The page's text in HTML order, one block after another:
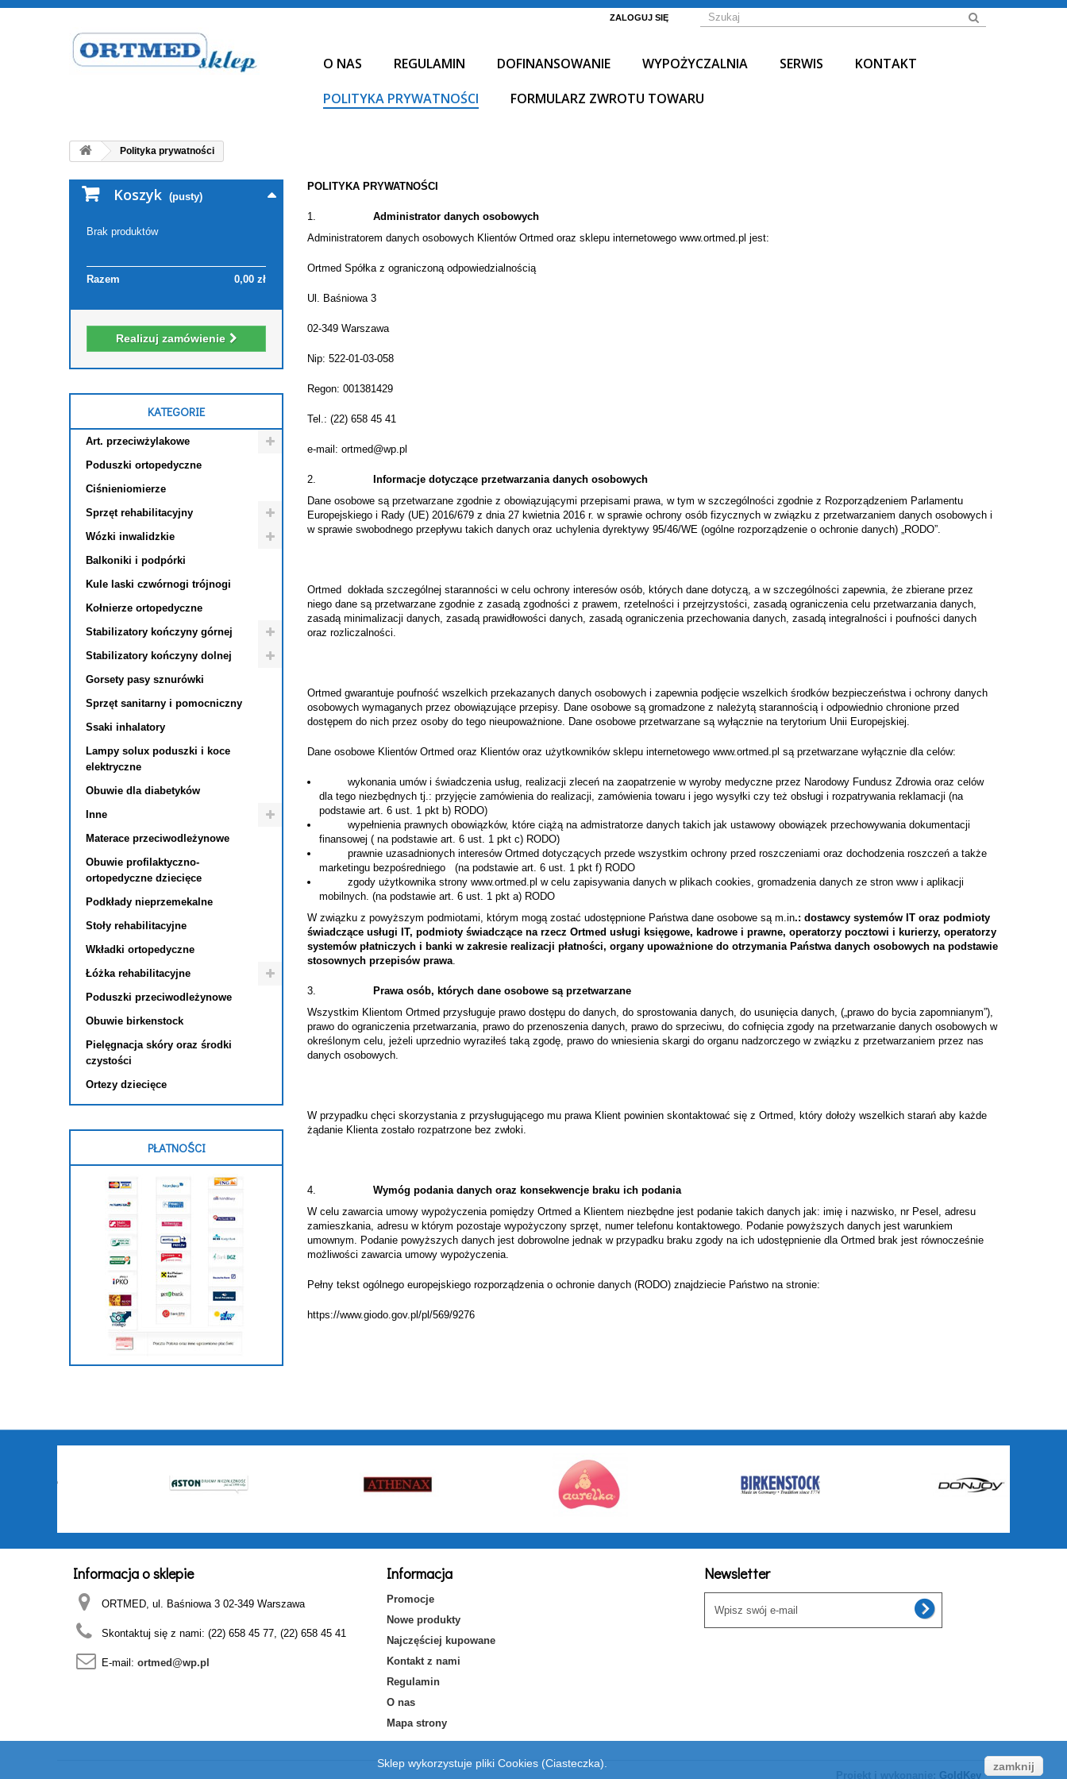
ZALOGUJ SIĘ
O NAS REGULAMIN DOFINANSOWANIE WYPOŻYCZALNIA SERWIS
KONTAKT
POLITYKA PRYWATNOŚCI
FORMULARZ ZWROTU TOWARU
Polityka prywatności
Koszyk (pusty)
Brak produktów
0,00 zł
Razem
Realizuj zamówienie
KATEGORIE
Art. przeciwżylakowe
Poduszki ortopedyczne
Ciśnieniomierze
Sprzęt rehabilitacyjny
Wózki inwalidzkie
Balkoniki i podpórki
Kule laski czwórnogi trójnogi
Kołnierze ortopedyczne
Stabilizatory kończyny górnej
Stabilizatory kończyny dolnej
Gorsety pasy sznurówki
Sprzęt sanitarny i pomocniczny
Ssaki inhalatory
Lampy solux poduszki i koce
elektryczne
Obuwie dla diabetyków
Inne
Materace przeciwodleżynowe
Obuwie profilaktyczno-
ortopedyczne dziecięce
Podkłady nieprzemekalne
Stoły rehabilitacyjne
Wkładki ortopedyczne
Łóżka rehabilitacyjne
Poduszki przeciwodleżynowe
Obuwie birkenstock
Pielęgnacja skóry oraz środki
czystości
Ortezy dziecięce
PŁATNOŚCI
POLITYKA PRYWATNOŚCI
Administrator danych osobowych
Administratorem danych osobowych Klientów Ortmed oraz sklepu internetowego www.ortmed.pl jest:
Ortmed Spółka z ograniczoną odpowiedzialnością
Ul. Baśniowa 3
02-349 Warszawa
Nip: 522-01-03-058
Regon: 001381429
Tel.: (22) 658 45 41
e-mail: ortmed@wp.pl
Informacje dotyczące przetwarzania danych osobowych
Dane osobowe są przetwarzane zgodnie z obowiązującymi przepisami prawa, w tym w szczególności zgodnie z Rozporządzeniem Parlamentu
Europejskiego i Rady (UE) 2016/679 z dnia 27 kwietnia 2016 r. w sprawie ochrony osób fizycznych w związku z przetwarzaniem danych osobowych i
w sprawie swobodnego przepływu takich danych oraz uchylenia dyrektywy 95/46/WE (ogólne rozporządzenie o ochronie danych) „RODO”.
Ortmed dokłada szczególnej staranności w celu ochrony interesów osób, których dane dotyczą, a w szczególności zapewnia, że zbierane przez
niego dane są przetwarzane zgodnie z zasadą zgodności z prawem, rzetelności i przejrzystości, zasadą ograniczenia celu przetwarzania danych,
zasadą minimalizacji danych, zasadą prawidłowości danych, zasadą ograniczenia przechowania danych, zasadą integralności i poufności danych
oraz rozliczalności.
Ortmed gwarantuje poufność wszelkich przekazanych danych osobowych i zapewnia podjęcie wszelkich środków bezpieczeństwa i ochrony danych
osobowych wymaganych przez obowiązujące przepisy. Dane osobowe są gromadzone z należytą starannością i odpowiednio chronione przed
dostępem do nich przez osoby do tego nieupoważnione. Dane osobowe przetwarzane są wyłącznie na terytorium Unii Europejskiej.
Dane osobowe Klientów Ortmed oraz Klientów oraz użytkowników sklepu internetowego www.ortmed.pl są przetwarzane wyłącznie dla celów:
wykonania umów i świadczenia usług, realizacji zleceń na zaopatrzenie w wyroby medyczne przez Narodowy Fundusz Zdrowia oraz celów
dla tego niezbędnych tj.: przyjęcie zamówienia do realizacji, zamówienia towaru i jego wysyłki czy też obsługi i rozpatrywania reklamacji (na
podstawie art. 6 ust. 1 pkt b) RODO)
wypełnienia prawnych obowiązków, które ciążą na admistratorze danych takich jak ustawowy obowiązek przechowywania dokumentacji
finansowej ( na podstawie art. 6 ust. 1 pkt c) RODO)
prawnie uzasadnionych interesów Ortmed dotyczących przede wszystkim ochrony przed roszczeniami oraz dochodzenia roszczeń a także
marketingu bezpośredniego (na podstawie art. 6 ust. 1 pkt f) RODO
zgody użytkownika strony www.ortmed.pl w celu zapisywania danych w plikach cookies, gromadzenia danych ze stron www i aplikacji
mobilnych. (na podstawie art. 6 ust. 1 pkt a) RODO
W związku z powyższym podmiotami, którym mogą zostać udostępnione Państwa dane osobowe są m.in.: dostawcy systemów IT oraz podmioty
świadczące usługi IT, podmioty świadczące na rzecz Ortmed usługi księgowe, kadrowe i prawne, operatorzy pocztowi i kurierzy, operatorzy
systemów płatniczych i banki w zakresie realizacji płatności, organy upoważnione do otrzymania Państwa danych osobowych na podstawie
stosownych przepisów prawa.
Prawa osób, których dane osobowe są przetwarzane
Wszystkim Klientom Ortmed przysługuje prawo dostępu do danych, do sprostowania danych, do usunięcia danych, („prawo do bycia zapomnianym”),
prawo do ograniczenia przetwarzania, prawo do przenoszenia danych, prawo do sprzeciwu, do cofnięcia zgody na przetwarzanie danych osobowych w
określonym celu, jeżeli uprzednio wyraziłeś taką zgodę, prawo do wniesienia skargi do organu nadzorczego w związku z przetwarzaniem przez nas
danych osobowych.
W przypadku chęci skorzystania z przysługującego mu prawa Klient powinien skontaktować się z Ortmed, który dołoży wszelkich starań aby każde
żądanie Klienta zostało rozpatrzone bez zwłoki.
Wymóg podania danych oraz konsekwencje braku ich podania
W celu zawarcia umowy wypożyczenia pomiędzy Ortmed a Klientem niezbędne jest podanie takich danych jak: imię i nazwisko, nr Pesel, adresu
zamieszkania, adresu w którym pozostaje wypożyczony sprzęt, numer telefonu kontaktowego. Podanie powyższych danych jest warunkiem
umownym. Podanie powyższych danych jest dobrowolne jednak w przypadku braku zgody na ich udostępnienie dla Ortmed brak jest równocześnie
możliwości zawarcia umowy wypożyczenia.
Pełny tekst ogólnego europejskiego rozporządzenia o ochronie danych (RODO) znajdziecie Państwo na stronie:
https://www.giodo.gov.pl/pl/569/9276
Informacja o sklepie
ORTMED, ul. Baśniowa 3 02-349 Warszawa
Skontaktuj się z nami: (22) 658 45 77, (22) 658 45 41
E-mail: ortmed@wp.pl
Informacja
Promocje
Nowe produkty
Najczęściej kupowane
Kontakt z nami
Regulamin
O nas
Mapa strony
Newsletter
Sklep wykorzystuje pliki Cookies (Ciasteczka). zamknij
GoldKey